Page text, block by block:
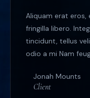
Aliquam erat
fringilla libero.
tincidunt, tellus
odio a mi Nam
Jonah Mounts
Client